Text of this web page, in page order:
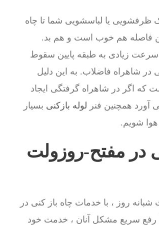
ظرفشویی یا لباسشویی شما تا چاه
فاصله هم خوب است و هم بد.
زیادی به طبقه پایین سقوط
در شاهراه فاضلاب. به این دلیل
که اگر در شاهراه گرفتگی ایجاد
آورد همچنین فنر لوله بازکنی بسیار
هوا شویم.
در مفتح-روزولت
روز ، با خدمات چاه باز کنی در
رفع سریع مشکل آنان ، خدمت خود